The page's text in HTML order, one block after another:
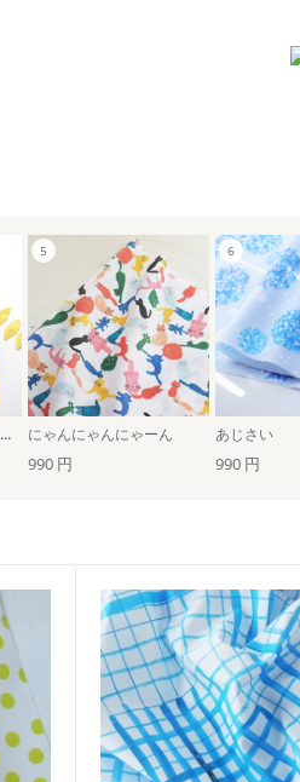
ぽこぽこチェック（イエロー） にゃんにゃんにゃーん あじさい
990 円 990 円